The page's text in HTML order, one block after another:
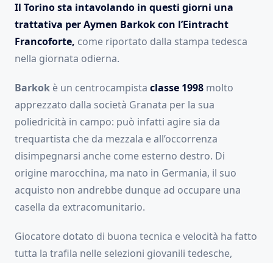
Il Torino sta intavolando in questi giorni una
trattativa per Aymen Barkok con l’Eintracht
Francoforte, come riportato dalla stampa tedesca
nella giornata odierna.
Barkok è un centrocampista classe 1998 molto
apprezzato dalla società Granata per la sua
poliedricità in campo: può infatti agire sia da
trequartista che da mezzala e all’occorrenza
disimpegnarsi anche come esterno destro. Di
origine marocchina, ma nato in Germania, il suo
acquisto non andrebbe dunque ad occupare una
casella da extracomunitario.
Giocatore dotato di buona tecnica e velocità ha fatto
tutta la trafila nelle selezioni giovanili tedesche,